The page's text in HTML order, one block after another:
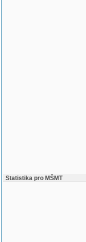
Statistika pro MŠMT